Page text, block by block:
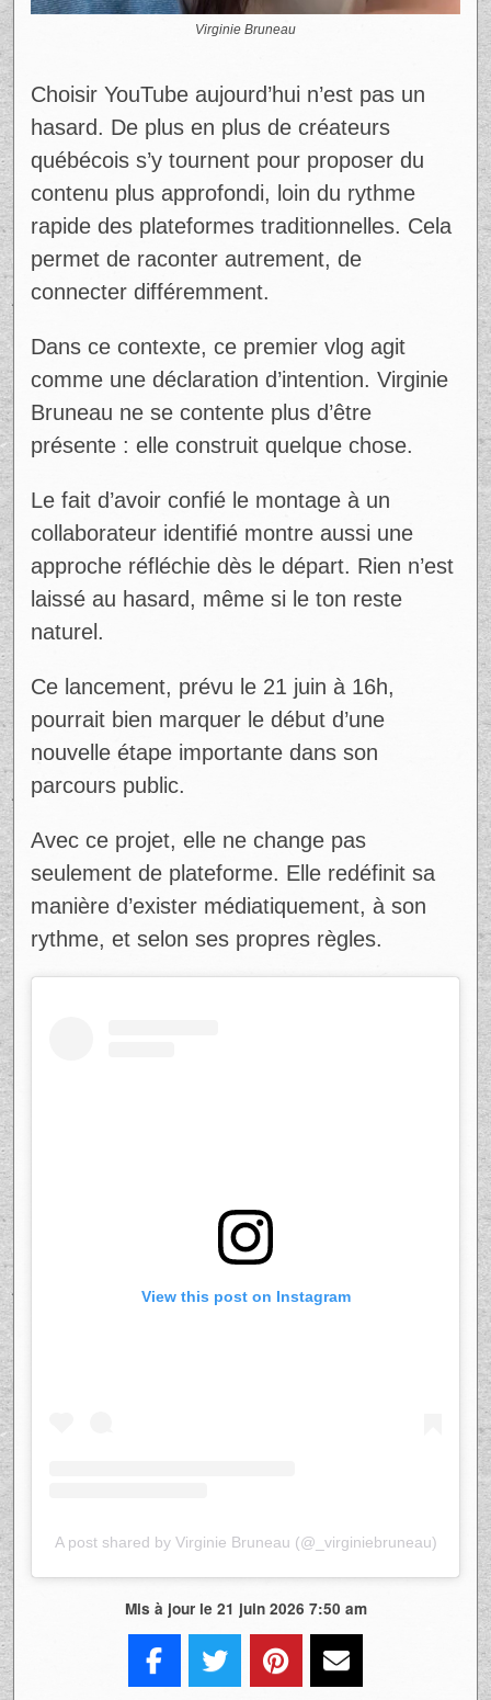
Ce genre de réponse confirme que le
saut dans le vide, mais plutôt une suite
logique.
Virginie Bruneau
Ad
connecter différemment.
Dans ce contexte, ce premier vlog agit
comme une déclaration d’intention. Virginie
Bruneau ne se contente plus d’être